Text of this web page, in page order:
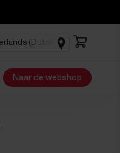
Naar de webshop